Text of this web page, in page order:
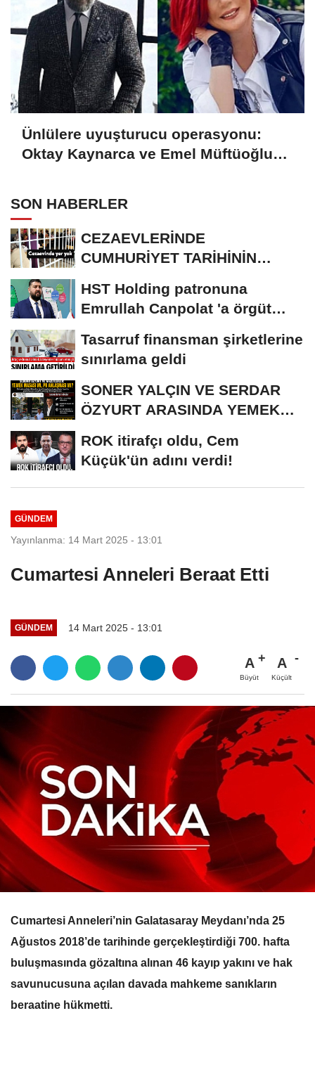
Ünlülere uyuşturucu operasyonu:
Oktay Kaynarca ve Emel Müftüoğlu
SON HABERLER
CEZAEVLERİNDE
CUMHURİYET TARİHİNİN
KİŞİ...
HST Holding patronuna
Emrullah Canpolat 'a örgüt
Tasarruf finansman şirketlerine
sınırlama geldi
SONER YALÇIN VE SERDAR
ÖZYURT ARASINDA YEMEK
ROK itirafçı oldu, Cem
Küçük'ün adını verdi!
GÜNDEM
Yayınlanma: 14 Mart 2025 - 13:01
Cumartesi Anneleri Beraat Etti
GÜNDEM 14 Mart 2025 - 13:01
A
Büyüt
A
Küçült
Cumartesi Anneleri’nin Galatasaray Meydanı’nda 25
Ağustos 2018’de tarihinde gerçekleştirdiği 700. hafta
buluşmasında gözaltına alınan 46 kayıp yakını ve hak
savunucusuna açılan davada mahkeme sanıkların
beraatine hükmetti.